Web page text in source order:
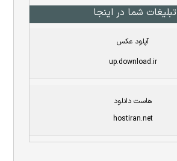
تبلیغات شما در اینجا
آپلود عکس
up.download.ir
هاست دانلود
hostiran.net